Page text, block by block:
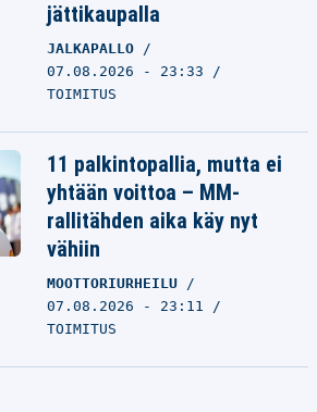
jättikaupalla
JALKAPALLO
07.08.2026 - 23:33
TOIMITUS
11 palkintopallia, mutta ei
yhtään voittoa – MM-
rallitähden aika käy nyt
vähiin
MOOTTORIURHEILU
07.08.2026 - 23:11
TOIMITUS